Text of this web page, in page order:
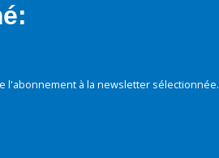
l'abonnement à la newsletter sélectionnée.